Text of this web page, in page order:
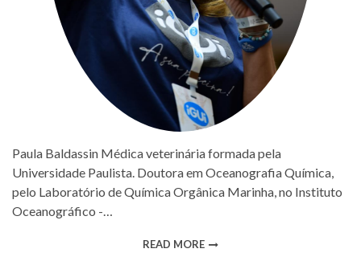
Paula Baldassin Médica veterinária formada pela
Universidade Paulista. Doutora em Oceanografia Química,
pelo Laboratório de Química Orgânica Marinha, no Instituto
Oceanográfico -…
READ MORE